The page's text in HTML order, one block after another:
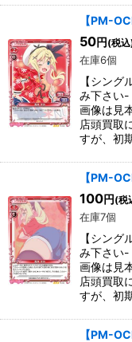
【PM-
50円 (税
在庫6個
【シン
み下さい-
画像は見
店頭買取
すが、初
【PM-
100円 (税
在庫7個
【シン
み下さい-
画像は見
店頭買取
すが、初
【PM-